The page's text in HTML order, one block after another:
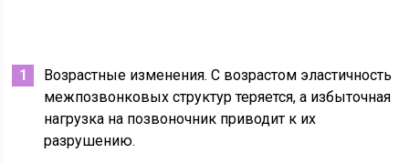
Возрастные изменения. С возрастом эластичность
межпозвонковых структур теряется, а избыточная
нагрузка на позвоночник приводит к их
разрушению.